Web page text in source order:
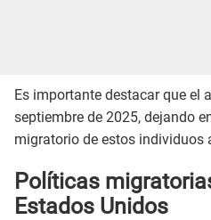
Es importante destacar que el
septiembre de 2025, dejando
migratorio de estos individuos
Políticas
Estados Unidos